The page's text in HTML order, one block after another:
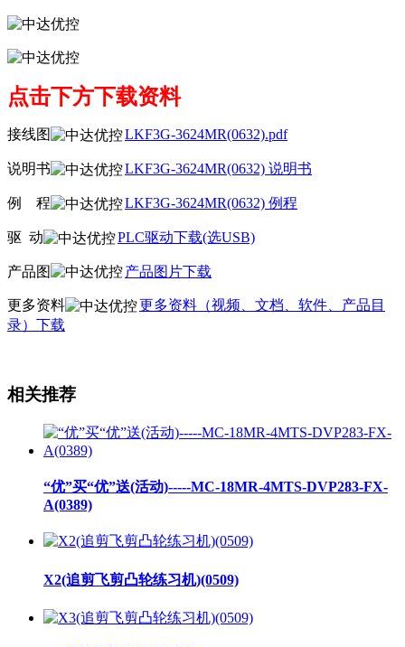
点击下方下载资料
接线图 LKF3G-3624MR(0632).pdf
说明书 LKF3G-3624MR(0632) 说明书
例 程 LKF3G-3624MR(0632) 例程
驱 动 PLC驱动下载(选USB)
产品图 产品图片下载
更多资料
更多资料（视频、文档、软件、产品目
录）下载
相关推荐
“优”买“优”送(活动)-----MC-18MR-4MTS-DVP283-FX-
A(0389)
X2(追剪飞剪凸轮练习机)(0509)